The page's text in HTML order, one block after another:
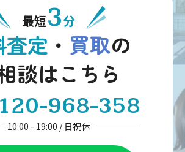
最短3分
査定 ・ 買取の
談はこちら
968-358
10:00 - 19:00 / 日祝休